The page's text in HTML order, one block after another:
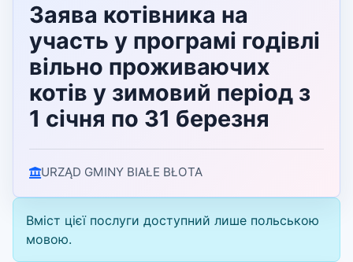
Заява котівника на
участь у програмі годівлі
вільно проживаючих
котів у зимовий період з
1 січня по 31 березня
URZĄD GMINY BIAŁE BŁOTA
Вміст цієї послуги доступний лише польською
мовою.